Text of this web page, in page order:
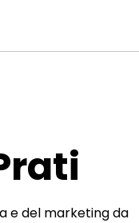
e del marketing da